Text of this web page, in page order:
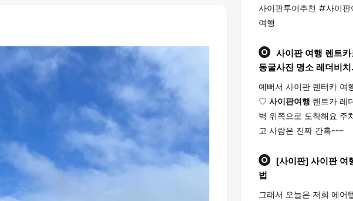
사이판투어추천 #사이
여행
사이판 여행 렌트
동굴사진 명소 레더비치
예뻐서 사이판 렌터카 여
♡ 사이판여행 렌트카 레
벽 위쪽으로 도착해요 주
고 사람은 진짜 간혹~~~
[사이판] 사이판 여
법
그래서 오늘은 저희 에어